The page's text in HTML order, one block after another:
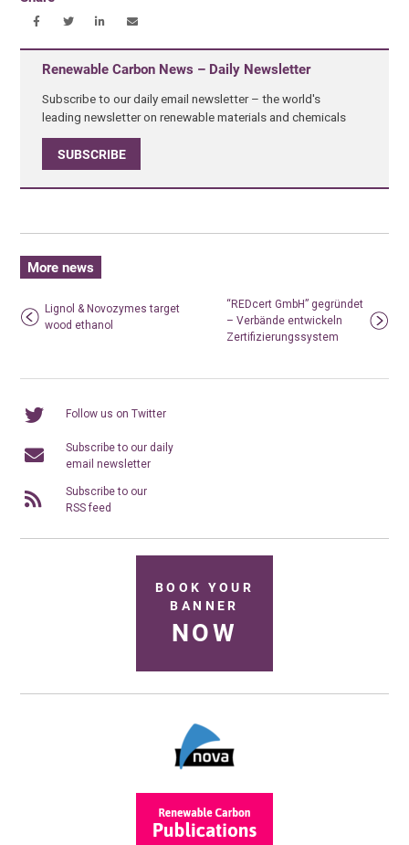
Renewable Carbon News – Daily Newsletter
Subscribe to our daily email newsletter – the world's
leading newsletter on renewable materials and chemicals
SUBSCRIBE
More news
Lignol & Novozymes target
wood ethanol
“REDcert GmbH” gegründet
– Verbände entwickeln
Zertifizierungssystem
Follow us on Twitter
Subscribe to our daily
email newsletter
Subscribe to our
RSS feed
BOOK YOUR
BANNER
NOW